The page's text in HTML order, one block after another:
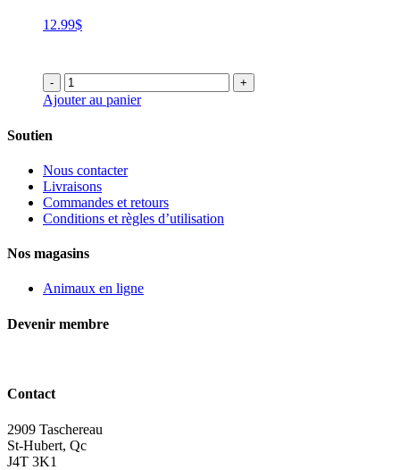
12.99$
- +
Ajouter au panier
Soutien
Nous contacter
Livraisons
Commandes et retours
Conditions et règles d’utilisation
Nos magasins
Animaux en ligne
Devenir membre
Contact
2909 Taschereau
St-Hubert, Qc
J4T 3K1